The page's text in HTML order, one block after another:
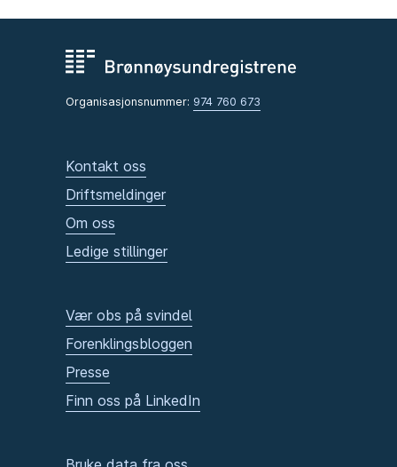
Organisasjonsnummer: 974 760 673
Kontakt oss
Driftsmeldinger
Om oss
Ledige stillinger
Vær obs på svindel
Forenklingsbloggen
Presse
Finn oss på LinkedIn